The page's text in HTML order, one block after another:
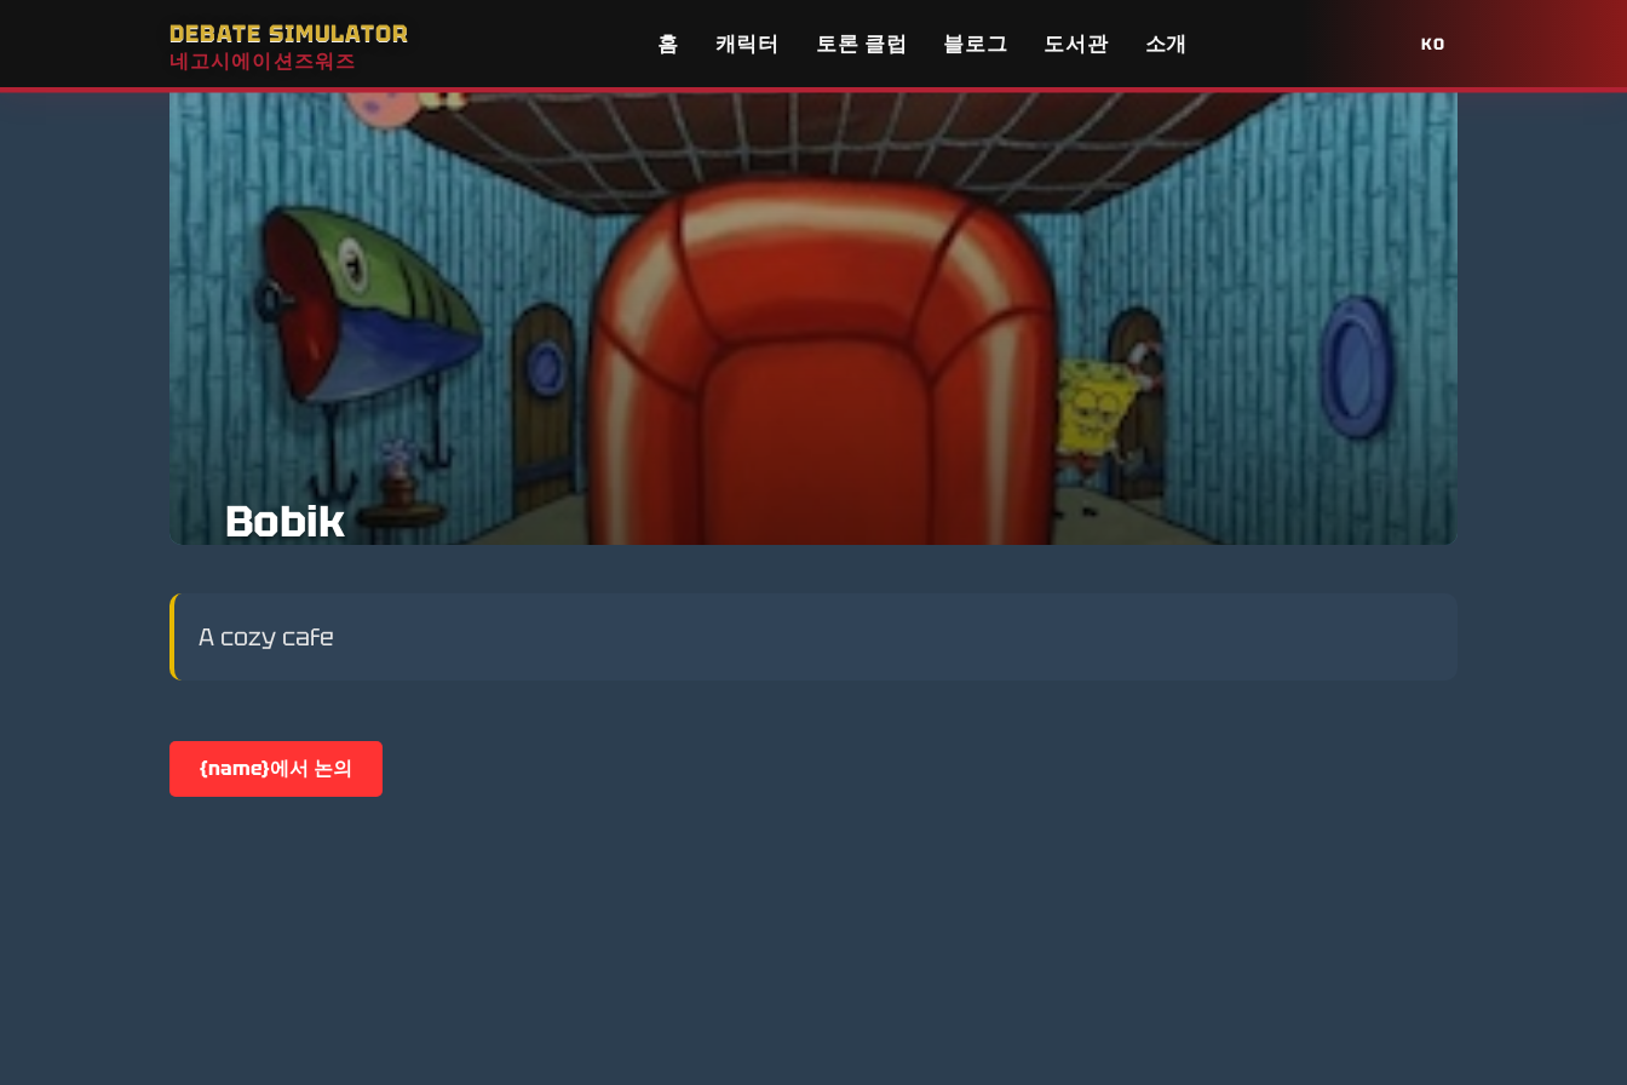
DEBATE SIMULATOR
네고시에이션즈워즈
홈 캐릭터 토론 클럽 블로그 도서관 소개 KO
Bobik
A cozy cafe
{name}에서 논의